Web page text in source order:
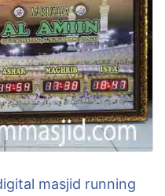
masjid running